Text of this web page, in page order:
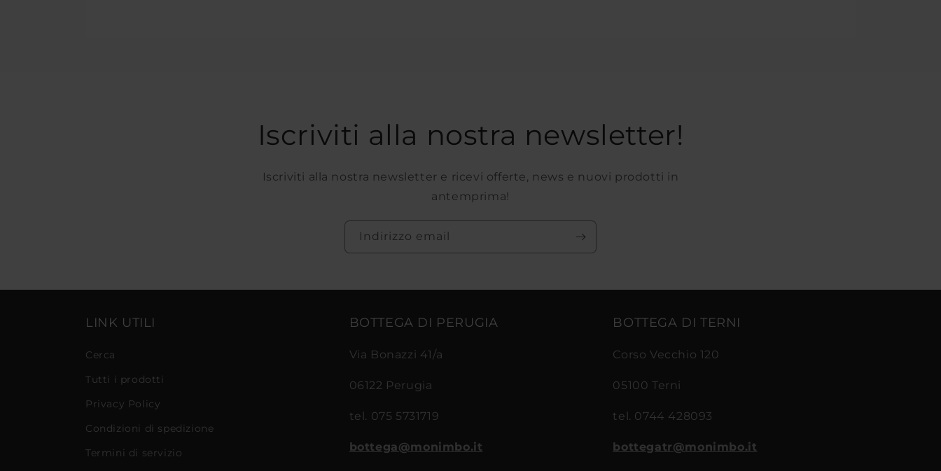
Iscriviti alla nostra newsletter!
Iscriviti alla nostra newsletter e ricevi offerte, news e nuovi prodotti in
antemprima!
Indirizzo email
LINK UTILI
Cerca
Tutti i prodotti
Privacy Policy
Condizioni di spedizione
Termini di servizio
BOTTEGA DI PERUGIA
Via Bonazzi 41/a
06122 Perugia
tel. 075 5731719
bottega@monimbo.it
BOTTEGA DI TERNI
Corso Vecchio 120
05100 Terni
tel. 0744 428093
bottegatr@monimbo.it